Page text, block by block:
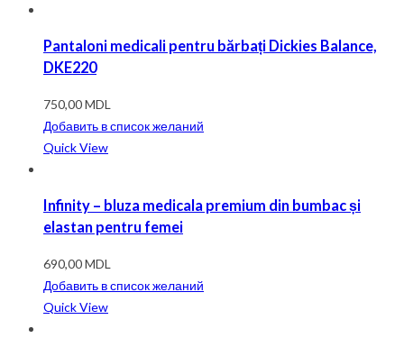
Pantaloni medicali pentru bărbați Dickies Balance,
DKE220
750,00MDL
Добавить в список желаний
Quick View
Infinity – bluza medicala premium din bumbac și
elastan pentru femei
690,00MDL
Добавить в список желаний
Quick View